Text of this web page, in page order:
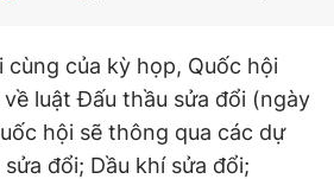
cùng của kỳ họp, Quốc hội
luật Đấu thầu sửa đổi (ngày
hội sẽ thông qua các dự
đổi; Dầu khí sửa đổi;